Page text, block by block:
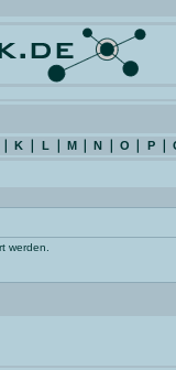
K L M N O P
werden.